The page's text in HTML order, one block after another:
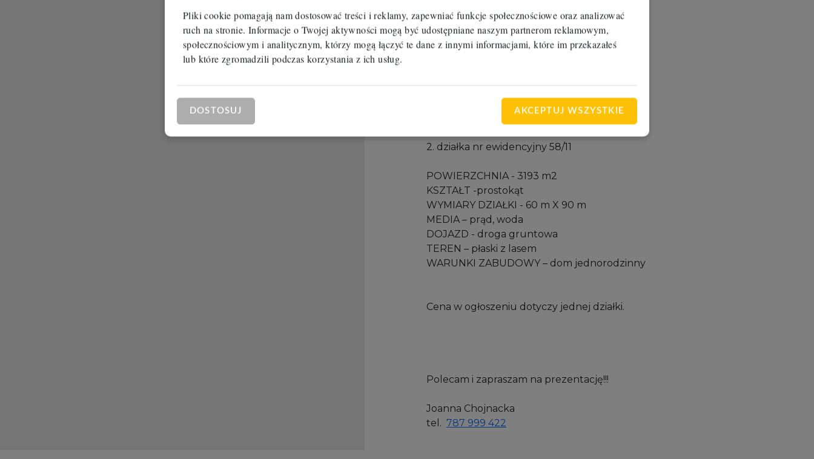
Pliki cookie pomagają nam dostosować treści i reklamy, zapewniać funkcje społecznościowe oraz analizować
ruch na stronie. Informacje o Twojej aktywności mogą być udostępniane naszym partnerom reklamowym,
społecznościowym i analitycznym, którzy mogą łączyć te dane z innymi informacjami, które im przekazałeś
lub które zgromadzili podczas korzystania z ich usług.
DOSTOSUJ AKCEPTUJ WSZYSTKIE
POWIERZCHNIA - 3144 m2
KSZTAŁT -trapez
TEREN – płaski z lasem
WARUNKI ZABUDOWY – dom jednorodzinny
2. działka nr ewidencyjny 58/11
POWIERZCHNIA - 3193 m2
KSZTAŁT -prostokąt
WYMIARY DZIAŁKI - 60 m X 90 m
MEDIA – prąd, woda
DOJAZD - droga gruntowa
TEREN – płaski z lasem
WARUNKI ZABUDOWY – dom jednorodzinny
Cena w ogłoszeniu dotyczy jednej działki.
Polecam i zapraszam na prezentację!!!
Joanna Chojnacka
tel. 787 999 422